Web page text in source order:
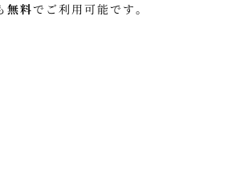
無料でご利用可能です。